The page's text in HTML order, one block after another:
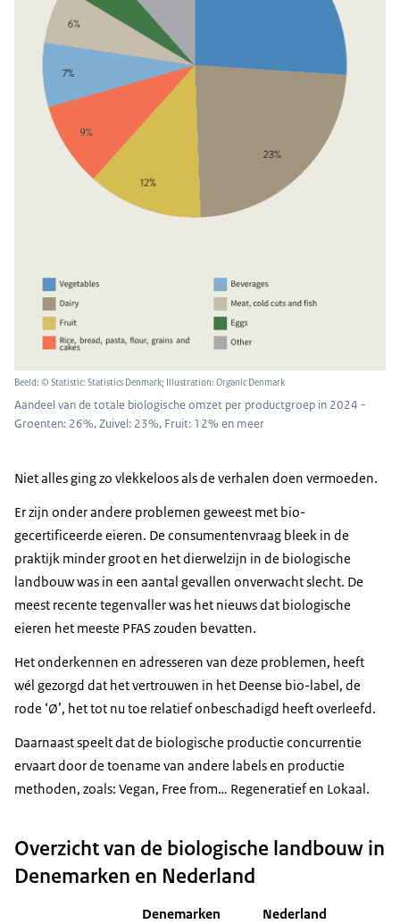
Beeld: © Statistic: Statistics Denmark; Illustration: Organic Denmark
Aandeel van de totale biologische omzet per productgroep in 2024 -
Groenten: 26%, Zuivel: 23%, Fruit: 12% en meer
Niet alles ging zo vlekkeloos als de verhalen doen vermoeden.
Er zijn onder andere problemen geweest met bio-
gecertificeerde eieren. De consumentenvraag bleek in de
praktijk minder groot en het dierwelzijn in de biologische
landbouw was in een aantal gevallen onverwacht slecht. De
meest recente tegenvaller was het nieuws dat biologische
eieren het meeste PFAS zouden bevatten.
Het onderkennen en adresseren van deze problemen, heeft
wél gezorgd dat het vertrouwen in het Deense bio-label, de
rode ‘Ø’, het tot nu toe relatief onbeschadigd heeft overleefd.
Daarnaast speelt dat de biologische productie concurrentie
ervaart door de toename van andere labels en productie
methoden, zoals: Vegan, Free from… Regeneratief en Lokaal.
Overzicht van de biologische landbouw in
Denemarken en Nederland
Denemarken Nederland